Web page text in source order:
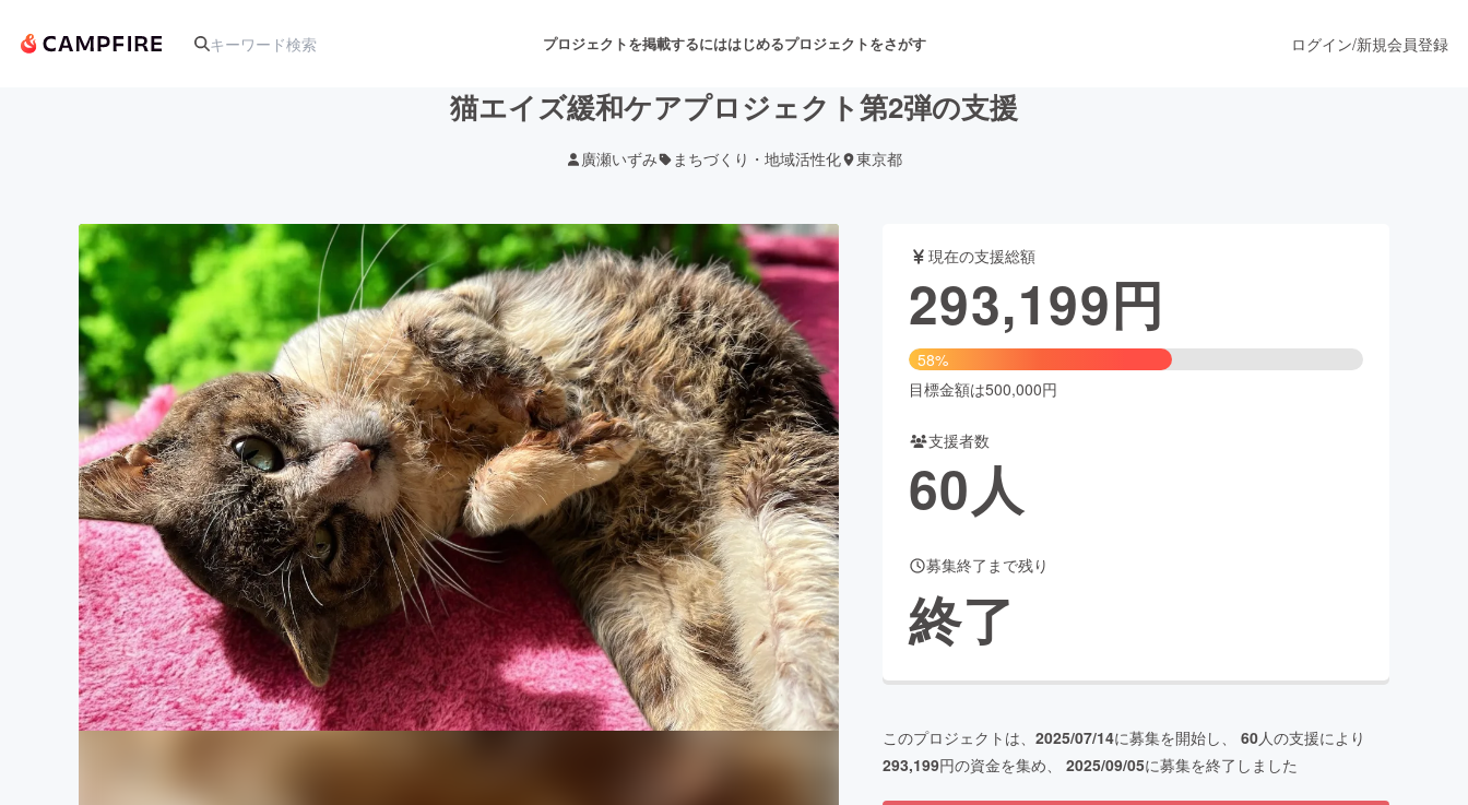
プロジェクトを掲載するにははじめるプロジェクトをさがす
アート・写真 音楽 舞台・パフォーマンス
テクノロジー・ガジェット ゲーム・サービス開発 フード・飲食店 ファッション
映像・映画 書籍・雑誌出版 アニメ・漫画
ビジネス・起業 チャレンジ ビューティー・ヘルスケア
まちづくり・地域活性化
CAMPFIRE for Social Good CAMPFIRE Creation
CAMPFIREふるさと納税
machi-yaコミュニティ
ログイン/新規会員登録
猫エイズ緩和ケアプロジェクト第2弾の支援
廣瀬いずみ まちづくり・地域活性化 東京都
現在の支援総額
293,199円
58%
目標金額は500,000円
支援者数
60人
募集終了まで残り
終了
このプロジェクトは、 2025/07/14に募集を開始し、 60人の支援により
293,199円の資金を集め、 2025/09/05に募集を終了しました